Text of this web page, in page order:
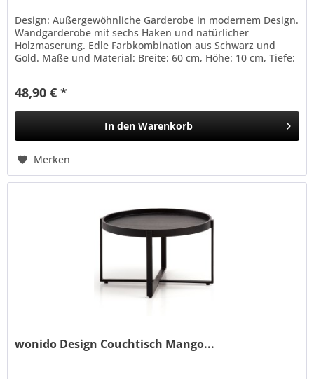
Design: Außergewöhnliche Garderobe in modernem Design.
Wandgarderobe mit sechs Haken und natürlicher
Holzmaserung. Edle Farbkombination aus Schwarz und
Gold. Maße und Material: Breite: 60 cm, Höhe: 10 cm, Tiefe:
48,90 € *
In den Warenkorb
Merken
wonido Design Couchtisch Mango...